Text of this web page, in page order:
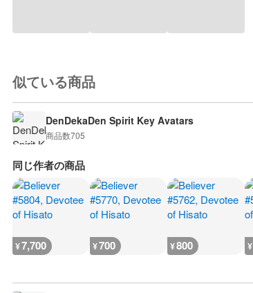
似ている商品
DenDekaDen Spirit Key Avatars
商品数705
同じ作者の商品
¥7,700 ¥700 ¥800 ¥